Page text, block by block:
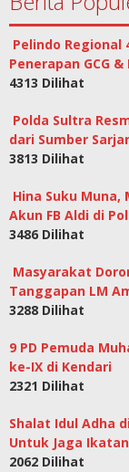
Pelindo Regional
Penerapan GCG
4313 Dilihat
Polda Sultra
dari Sumber
3813 Dilihat
Hina Suku
Akun FB Aldi di
3486 Dilihat
Masyarakat
Tanggapan LM
3288 Dilihat
9 PD Pemuda
ke-IX di Kendari
2321 Dilihat
Shalat Idul Adha
Untuk Jaga
2062 Dilihat